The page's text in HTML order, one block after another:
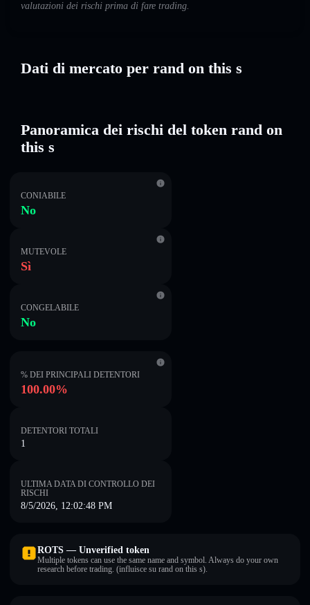
valutazioni dei rischi prima di fare trading.
Dati di mercato per rand on this s
Panoramica dei rischi del token rand on
this s
CONIABILE
No
MUTEVOLE
Sì
CONGELABILE
No
% DEI PRINCIPALI DETENTORI
100.00%
DETENTORI TOTALI
1
ULTIMA DATA DI CONTROLLO DEI
RISCHI
8/5/2026, 12:02:48 PM
ROTS — Unverified token
Multiple tokens can use the same name and symbol. Always do your own
research before trading. (influisce su rand on this s).